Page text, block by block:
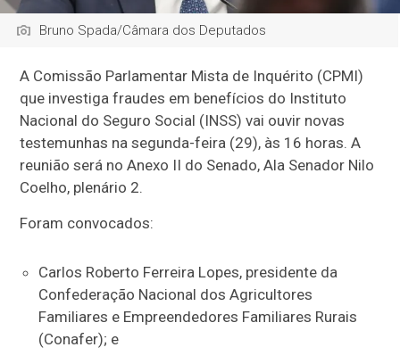
Bruno Spada/Câmara dos Deputados
A Comissão Parlamentar Mista de Inquérito (CPMI)
que investiga fraudes em benefícios do Instituto
Nacional do Seguro Social (INSS) vai ouvir novas
testemunhas na segunda-feira (29), às 16 horas. A
reunião será no Anexo II do Senado, Ala Senador Nilo
Coelho, plenário 2.
Foram convocados:
Carlos Roberto Ferreira Lopes, presidente da
Confederação Nacional dos Agricultores
Familiares e Empreendedores Familiares Rurais
(Conafer); e